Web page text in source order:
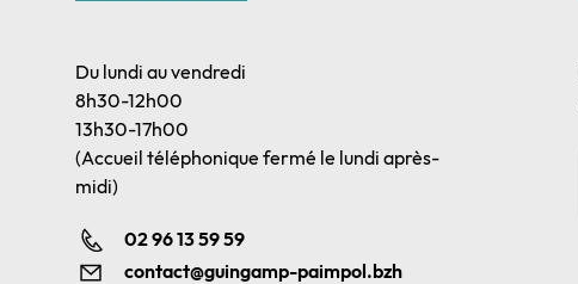
Du lundi au vendredi
8h30-12h00
13h30-17h00
(Accueil téléphonique fermé le lundi après-
midi)
02 96 13 59 59
contact@guingamp-paimpol.bzh